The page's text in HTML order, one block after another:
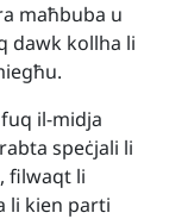
maħbuba u
dawk kollha li
il-midja
speċjali li
filwaqt li
li kien parti